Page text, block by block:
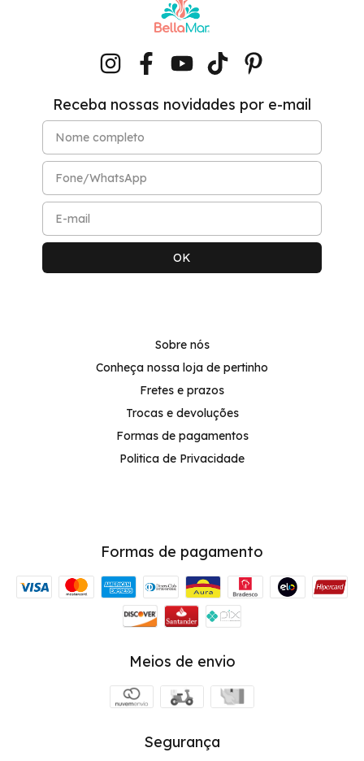
Receba nossas novidades por e-mail
Sobre nós
Conheça nossa loja de pertinho
Fretes e prazos
Trocas e devoluções
Formas de pagamentos
Politica de Privacidade
Formas de pagamento
Meios de envio
Segurança